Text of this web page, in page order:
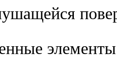
элементы